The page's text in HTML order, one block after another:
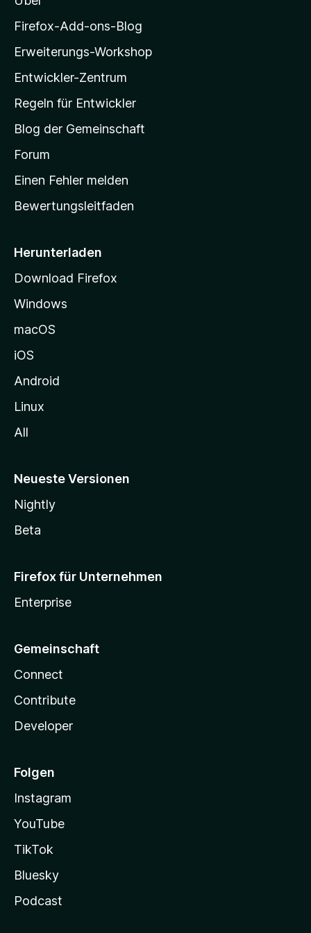
e
S
e
n
n
v
o
5
t
r
e
n
z
i
l
a
-
t
a
r
s
i
e
g
e
n
Firefox-Add-ons-Blog
Erweiterungs-Workshop
Entwickler-Zentrum
Regeln für Entwickler
Blog der Gemeinschaft
Forum
Einen Fehler melden
Bewertungsleitfaden
Herunterladen
Download Firefox
Windows
macOS
iOS
Android
Linux
All
Neueste Versionen
Nightly
Beta
Firefox für Unternehmen
Enterprise
Gemeinschaft
Connect
Contribute
Developer
Folgen
Instagram
YouTube
TikTok
Bluesky
Podcast